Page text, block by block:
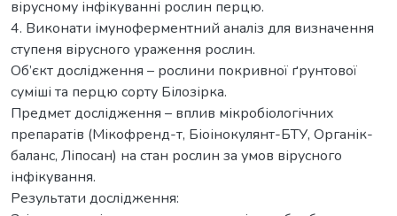
вірусному інфікуванні рослин перцю.
4. Виконати імуноферментний аналіз для визначення
ступеня вірусного ураження рослин.
Об’єкт дослідження – рослини покривної ґрунтової
суміші та перцю сорту Білозірка.
Предмет дослідження – вплив мікробіологічних
препаратів (Мікофренд-т, Біоінокулянт-БТУ, Органік-
баланс, Ліпосан) на стан рослин за умов вірусного
інфікування.
Результати дослідження: